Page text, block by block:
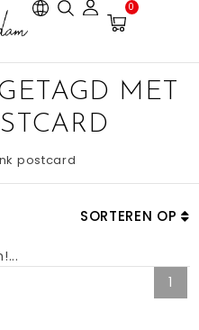
0
MET
postcard
SORTEREN OP
1